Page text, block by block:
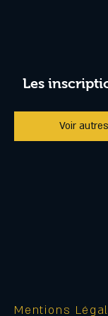
Les
Voir
Mentions